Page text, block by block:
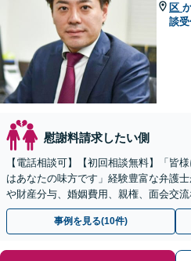
区
談
慰謝料請求したい側
【電話相談可】【初回相談無料】「皆様に
はあなたの味方です」経験豊富な弁護
や財産分与、婚姻費用、親権、面会交
間・休日面談可】【完全個室】【名古
事例を見る(10件)